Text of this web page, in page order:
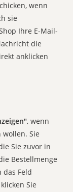
wenn
sie
Ihre E-Mail-
die
anklicken
, wenn
Sie
Sie zuvor in
Bestellmenge
Feld
Sie